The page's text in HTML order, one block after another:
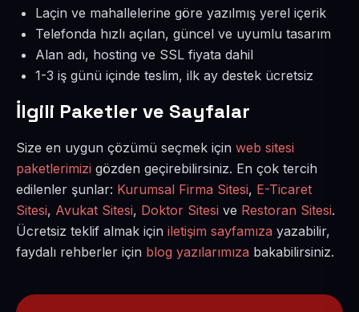
Laçin ve mahallelerine göre yazılmış yerel içerik
Telefonda hızlı açılan, güncel ve uyumlu tasarım
Alan adı, hosting ve SSL fiyata dahil
1-3 iş günü içinde teslim, ilk ay destek ücretsiz
İlgili Paketler ve Sayfalar
Size en uygun çözümü seçmek için web sitesi
paketlerimizi gözden geçirebilirsiniz. En çok tercih
edilenler şunlar: Kurumsal Firma Sitesi, E-Ticaret
Sitesi, Avukat Sitesi, Doktor Sitesi ve Restoran Sitesi.
Ücretsiz teklif almak için iletişim sayfamıza yazabilir,
faydalı rehberler için blog yazılarımıza bakabilirsiniz.